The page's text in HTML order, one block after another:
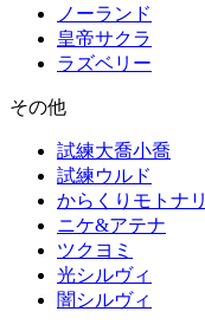
ノーランド
皇帝サクラ
ラズベリー
その他
試練大喬小喬
試練ウルド
からくりモトナリ
ニケ&アテナ
ツクヨミ
光シルヴィ
闇シルヴィ